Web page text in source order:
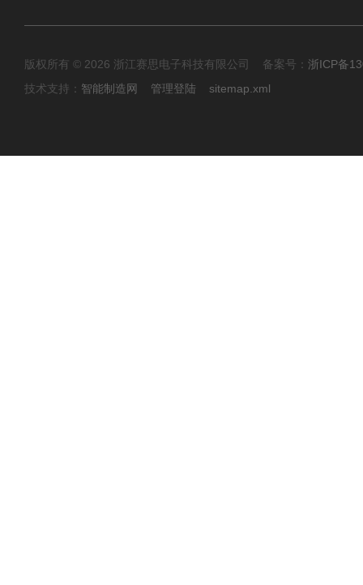
版权所有 © 2026 浙江赛思电子科技有限公司 备案号： 浙ICP备
技术支持： 智能制造网 管理登陆 sitemap.xml